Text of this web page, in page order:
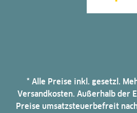
* Alle Preise inkl. gesetzl.
Versandkosten. Außerhalb der
Preise umsatzsteuerbefreit